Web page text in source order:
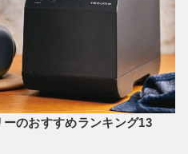
ーのおすすめランキング13